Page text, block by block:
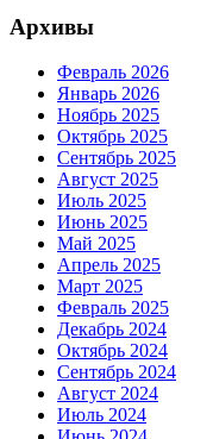
Архивы
Февраль 2026
Январь 2026
Ноябрь 2025
Октябрь 2025
Сентябрь 2025
Август 2025
Июль 2025
Июнь 2025
Май 2025
Апрель 2025
Март 2025
Февраль 2025
Декабрь 2024
Октябрь 2024
Сентябрь 2024
Август 2024
Июль 2024